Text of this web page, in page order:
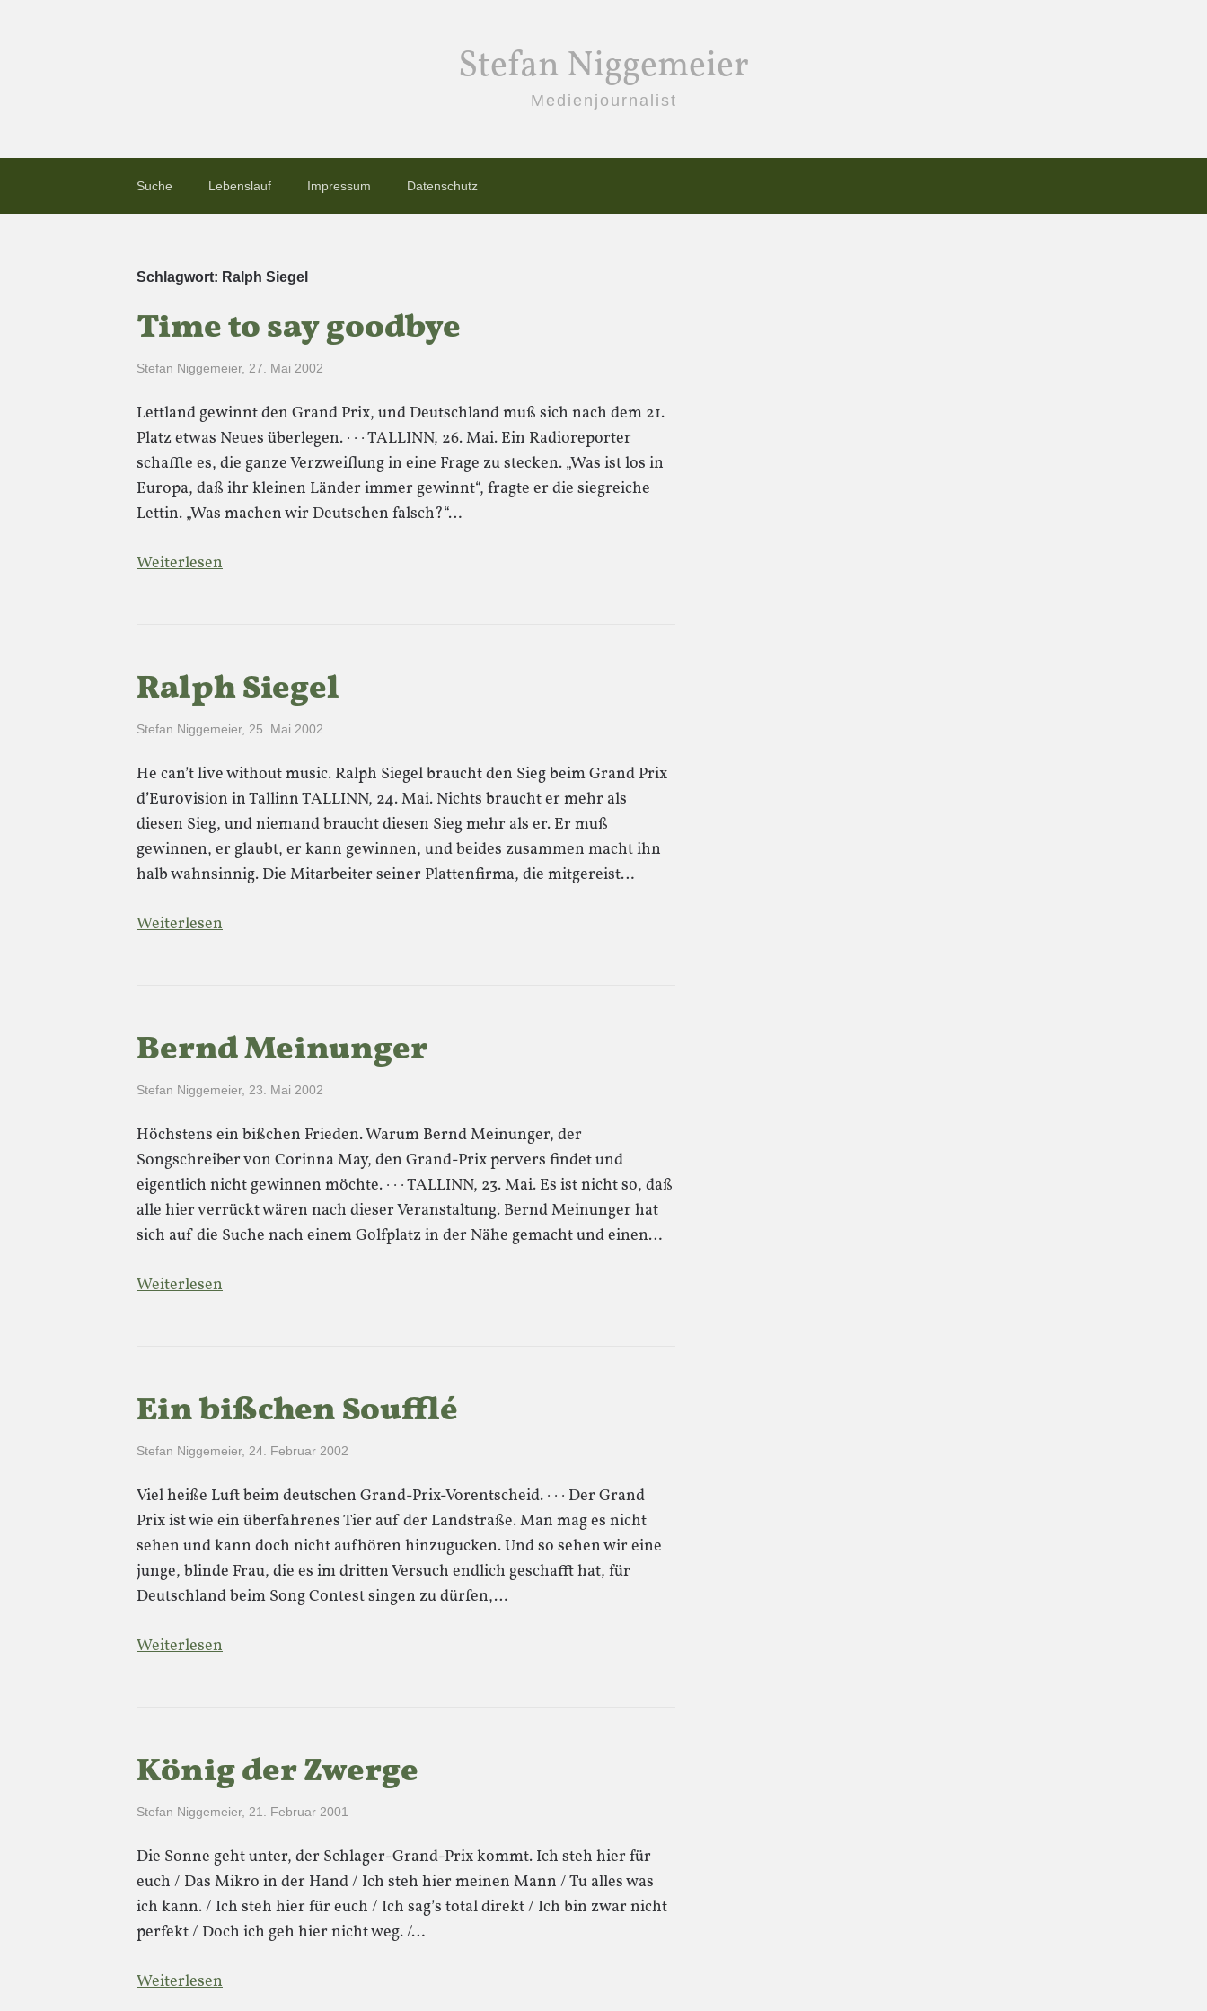
Stefan Niggemeier
Medienjournalist
Suche Lebenslauf Impressum Datenschutz
Schlagwort: Ralph Siegel
Time to say goodbye
Stefan Niggemeier, 27. Mai 2002
Lettland gewinnt den Grand Prix, und Deutschland muß sich nach dem 21.
Platz etwas Neues überlegen. · · · TALLINN, 26. Mai. Ein Radioreporter
schaffte es, die ganze Verzweiflung in eine Frage zu stecken. „Was ist los in
Europa, daß ihr kleinen Länder immer gewinnt“, fragte er die siegreiche
Lettin. „Was machen wir Deutschen falsch?“…
Weiterlesen
Ralph Siegel
Stefan Niggemeier, 25. Mai 2002
He can’t live without music. Ralph Siegel braucht den Sieg beim Grand Prix
d’Eurovision in Tallinn TALLINN, 24. Mai. Nichts braucht er mehr als
diesen Sieg, und niemand braucht diesen Sieg mehr als er. Er muß
gewinnen, er glaubt, er kann gewinnen, und beides zusammen macht ihn
halb wahnsinnig. Die Mitarbeiter seiner Plattenfirma, die mitgereist…
Weiterlesen
Bernd Meinunger
Stefan Niggemeier, 23. Mai 2002
Höchstens ein bißchen Frieden. Warum Bernd Meinunger, der
Songschreiber von Corinna May, den Grand-Prix pervers findet und
eigentlich nicht gewinnen möchte. · · · TALLINN, 23. Mai. Es ist nicht so, daß
alle hier verrückt wären nach dieser Veranstaltung. Bernd Meinunger hat
sich auf die Suche nach einem Golfplatz in der Nähe gemacht und einen…
Weiterlesen
Ein bißchen Soufflé
Stefan Niggemeier, 24. Februar 2002
Viel heiße Luft beim deutschen Grand-Prix-Vorentscheid. · · · Der Grand
Prix ist wie ein überfahrenes Tier auf der Landstraße. Man mag es nicht
sehen und kann doch nicht aufhören hinzugucken. Und so sehen wir eine
junge, blinde Frau, die es im dritten Versuch endlich geschafft hat, für
Deutschland beim Song Contest singen zu dürfen,…
Weiterlesen
König der Zwerge
Stefan Niggemeier, 21. Februar 2001
Die Sonne geht unter, der Schlager-Grand-Prix kommt. Ich steh hier für
euch / Das Mikro in der Hand / Ich steh hier meinen Mann / Tu alles was
ich kann. / Ich steh hier für euch / Ich sag’s total direkt / Ich bin zwar nicht
perfekt / Doch ich geh hier nicht weg. /…
Weiterlesen